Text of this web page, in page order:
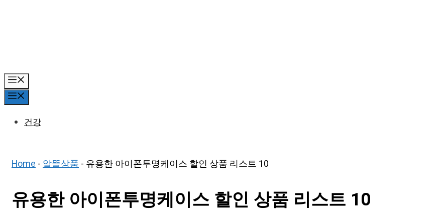
건강
Home-알뜰상품- 유용한 아이폰투명케이스 할인 상품 리스트 10
유용한 아이폰투명케이스 할인 상품 리스트 10